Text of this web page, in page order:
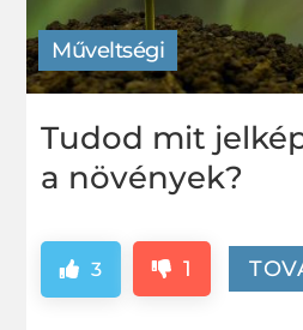
Műveltségi
Tudod mit
a növények?
3 1